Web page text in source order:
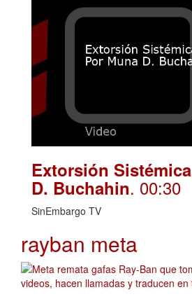
Extorsión
D. Buchahin. 00:30
SinEmbargo TV
rayban meta